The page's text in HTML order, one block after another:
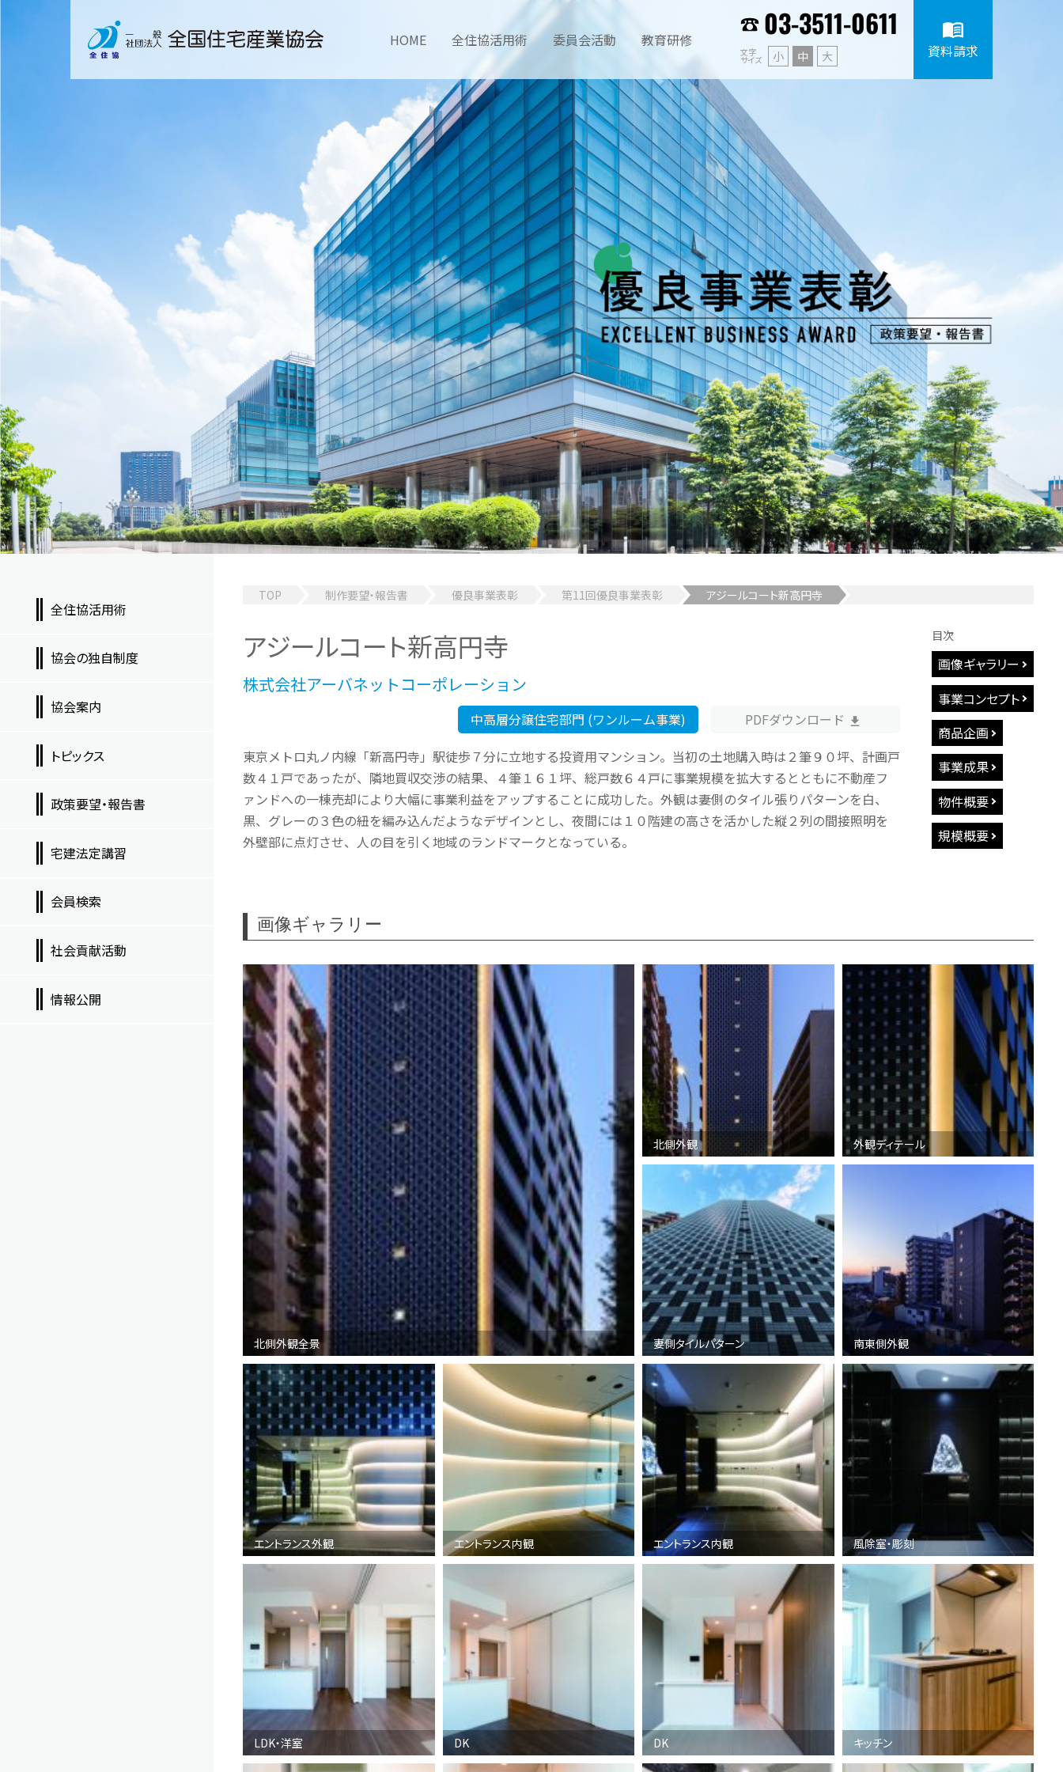
HOME 全住協活用術 委員会活動 教育研修 03-3511-0611
文字
サイズ 小 中 大
menu_book
資料請求
TOP 制作要望・報告書 優良事業表彰 第11回優良事業表彰 アジールコート新高円寺
アジールコート新高円寺
株式会社アーバネットコーポレーション
中高層分譲住宅部門 (ワンルーム事業)
PDFダウンロード
東京メトロ丸ノ内線「新高円寺」駅徒歩７分に立地する投資用マンション。当初の土地購入時は２筆９０坪、計画戸
数４１戸であったが、隣地買収交渉の結果、４筆１６１坪、総戸数６４戸に事業規模を拡大するとともに不動産フ
ァンドへの一棟売却により大幅に事業利益をアップすることに成功した。外観は妻側のタイル張りパターンを白、
黒、グレーの３色の紐を編み込んだようなデザインとし、夜間には１０階建の高さを活かした縦２列の間接照明を
外壁部に点灯させ、人の目を引く地域のランドマークとなっている。
目次
画像ギャラリー
事業コンセプト
商品企画
事業成果
物件概要
規模概要
画像ギャラリー
北側外観全景
北側外観 外観ディテール
妻側タイルパターン 南東側外観
エントランス外観 エントランス内観 エントランス内観 風除室・彫刻
LDK・洋室 DK DK キッチン
全住協活用術
協会の独自制度
協会案内
トピックス
政策要望・報告書
宅建法定講習
会員検索
社会貢献活動
情報公開